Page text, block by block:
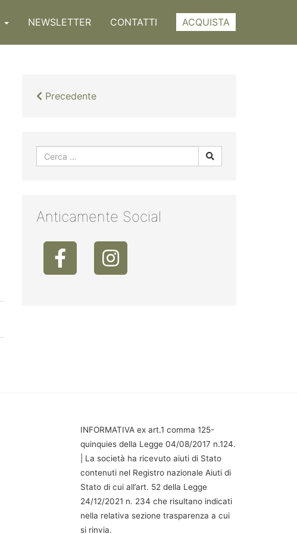
NEWSLETTER CONTATTI ACQUISTA
Precedente
Anticamente Social
INFORMATIVA ex art.1 comma 125-
quinquies della Legge 04/08/2017 n.124.
| La società ha ricevuto aiuti di Stato
contenuti nel Registro nazionale Aiuti di
Stato di cui all’art. 52 della Legge
24/12/2021 n. 234 che risultano indicati
nella relativa sezione trasparenza a cui
si rinvia.